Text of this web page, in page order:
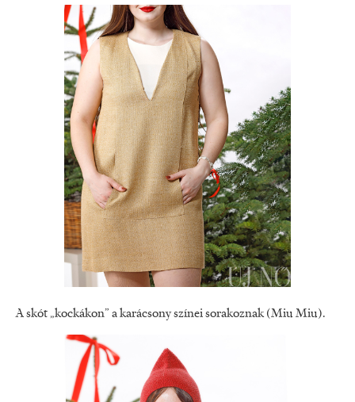
A skót „kockákon” a karácsony színei sorakoznak (Miu Miu).